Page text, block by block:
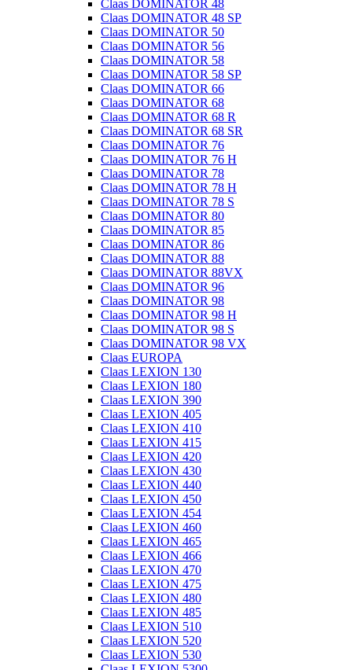
Claas DOMINATOR 48
Claas DOMINATOR 48 SP
Claas DOMINATOR 50
Claas DOMINATOR 56
Claas DOMINATOR 58
Claas DOMINATOR 58 SP
Claas DOMINATOR 66
Claas DOMINATOR 68
Claas DOMINATOR 68 R
Claas DOMINATOR 68 SR
Claas DOMINATOR 76
Claas DOMINATOR 76 H
Claas DOMINATOR 78
Claas DOMINATOR 78 H
Claas DOMINATOR 78 S
Claas DOMINATOR 80
Claas DOMINATOR 85
Claas DOMINATOR 86
Claas DOMINATOR 88
Claas DOMINATOR 88VX
Claas DOMINATOR 96
Claas DOMINATOR 98
Claas DOMINATOR 98 H
Claas DOMINATOR 98 S
Claas DOMINATOR 98 VX
Claas EUROPA
Claas LEXION 130
Claas LEXION 180
Claas LEXION 390
Claas LEXION 405
Claas LEXION 410
Claas LEXION 415
Claas LEXION 420
Claas LEXION 430
Claas LEXION 440
Claas LEXION 450
Claas LEXION 454
Claas LEXION 460
Claas LEXION 465
Claas LEXION 466
Claas LEXION 470
Claas LEXION 475
Claas LEXION 480
Claas LEXION 485
Claas LEXION 510
Claas LEXION 520
Claas LEXION 530